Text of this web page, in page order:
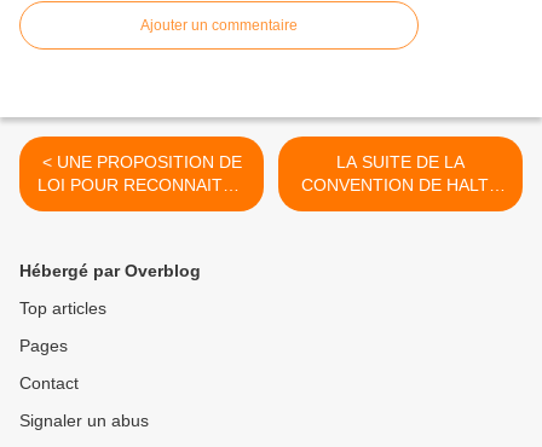
Ajouter un commentaire
< UNE PROPOSITION DE
LOI POUR RECONNAITRE
L'ÉLECTROSENSIBILITÉ ?
LA SUITE DE LA
CONVENTION DE HALTE
AU CONTROLE
Hébergé par Overblog
Top articles
Pages
Contact
Signaler un abus